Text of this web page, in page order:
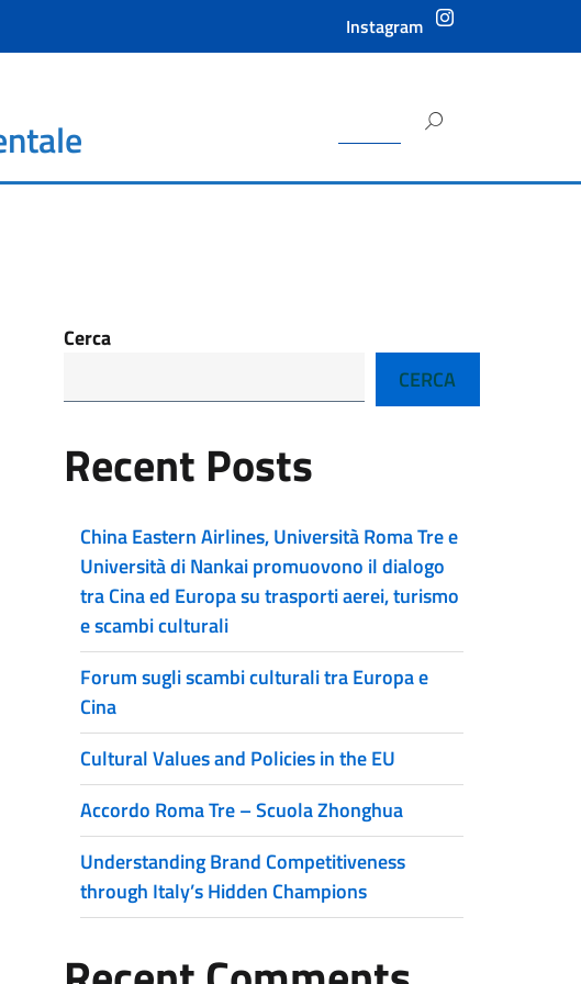
Instagram
Cerca
CERCA
Recent Posts
China Eastern Airlines, Università Roma Tre e
Università di Nankai promuovono il dialogo
tra Cina ed Europa su trasporti aerei, turismo
e scambi culturali
Forum sugli scambi culturali tra Europa e
Cina
Cultural Values and Policies in the EU
Accordo Roma Tre – Scuola Zhonghua
Understanding Brand Competitiveness
through Italy’s Hidden Champions